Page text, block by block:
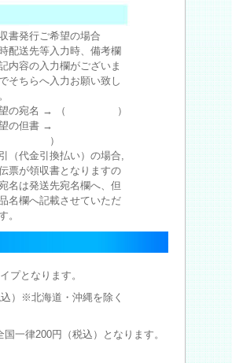
書発行ご希望の場合
配送先等入力時、備考欄
内容の入力欄がございま
そちらへ入力お願い致し
望の宛名 → （ ）
の但書 →
）
（代金引換払い）の場合,
票が領収書となりますの
名は発送先宛名欄へ、但
名欄へ記載させていただ
。
プとなります。
）※北海道・沖縄を除く
一律200円（税込）となります。